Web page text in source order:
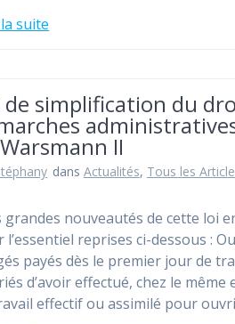
suite
de simplification du
II
dans Actualités, Tous les
grandes nouveautés de cette loi
l’essentiel reprises ci-dessous :
payés dès le premier jour de
d’avoir effectué, chez le
effectif ou assimilé pour